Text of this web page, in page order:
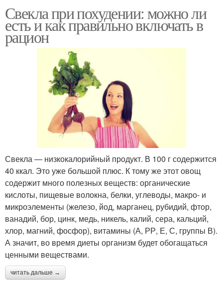
Свекла при похудении: можно ли
есть и как правильно включать в
рацион
Свекла — низкокалорийный продукт. В 100 г содержится
40 ккал. Это уже большой плюс. К тому же этот овощ
содержит много полезных веществ: органические
кислоты, пищевые волокна, белки, углеводы, макро- и
микроэлементы (железо, йод, марганец, рубидий, фтор,
ванадий, бор, цинк, медь, никель, калий, сера, кальций,
хлор, магний, фосфор), витамины (А, РР, Е, С, группы В).
А значит, во время диеты организм будет обогащаться
ценными веществами.
читать дальше →